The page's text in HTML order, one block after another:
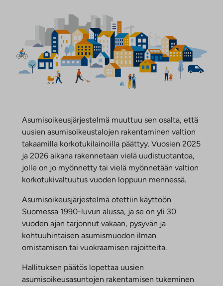
Asumisoikeusjärjestelmä muuttuu sen osalta, että
uusien asumisoikeustalojen rakentaminen valtion
takaamilla korkotukilainoilla päättyy. Vuosien 2025
ja 2026 aikana rakennetaan vielä uudistuotantoa,
jolle on jo myönnetty tai vielä myönnetään valtion
korkotukivaltuutus vuoden loppuun mennessä.
Asumisoikeusjärjestelmä otettiin käyttöön
Suomessa 1990-luvun alussa, ja se on yli 30
vuoden ajan tarjonnut vakaan, pysyvän ja
kohtuuhintaisen asumismuodon ilman
omistamisen tai vuokraamisen rajoitteita.
Hallituksen päätös lopettaa uusien
asumisoikeusasuntojen rakentamisen tukeminen